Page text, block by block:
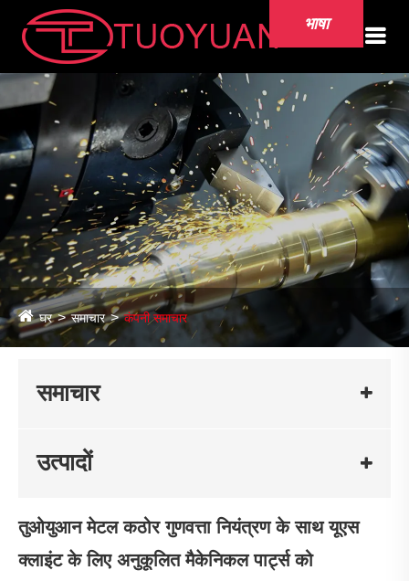
भाषा
घर समाचार कंपनी समाचार
समाचार
उत्पादों
तुओयुआन मेटल कठोर गुणवत्ता नियंत्रण के साथ यूएस
क्लाइंट के लिए अनुकूलित मैकेनिकल पार्ट्स को